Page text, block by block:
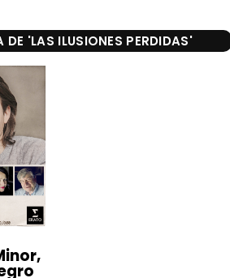
'LAS ILUSIONES PERDIDAS'